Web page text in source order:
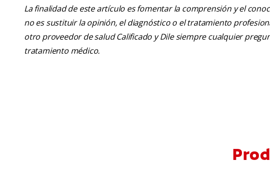
La finalidad de este artículo es fomentar la comprensión y el
no es sustituir la opinión, el diagnóstico o el tratamiento
otro proveedor de salud Calificado y Dile siempre cualquier
tratamiento médico.